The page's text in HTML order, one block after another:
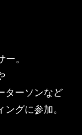
。
ターソンなど
グに参加。